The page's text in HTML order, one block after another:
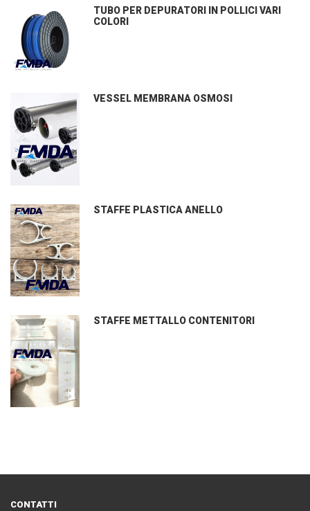
TUBO PER DEPURATORI IN POLLICI VARI
COLORI
VESSEL MEMBRANA OSMOSI
STAFFE PLASTICA ANELLO
STAFFE METTALLO CONTENITORI
CONTATTI